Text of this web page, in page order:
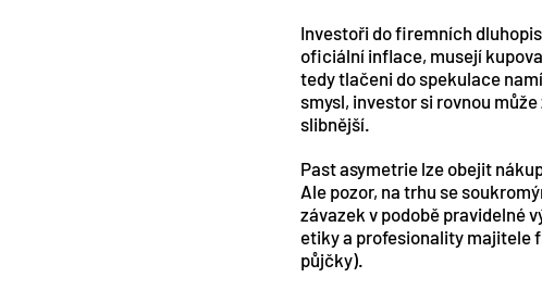
Investoři do firemních
oficiální inflace, musejí
tedy tlačeni do spekulace
smysl, investor si rovnou
slibnější.
Past asymetrie lze obejit
Ale pozor, na trhu se
závazek v podobě pravidelné
etiky a profesionality majitele
půjčky).